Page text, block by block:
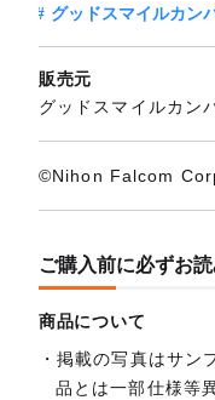
グッドスマイルカン
販売元
グッドスマイルカン
©Nihon Falcom
ご購入前に必ずお
商品について
掲載の写真はサン
品とは一部仕様等